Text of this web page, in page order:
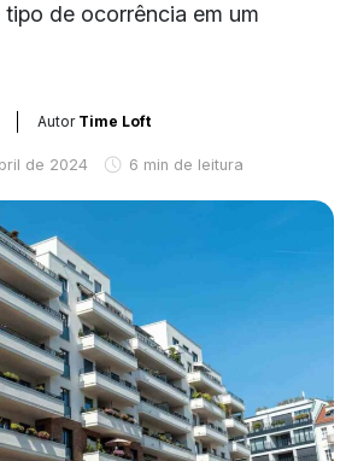
de ocorrência em um
Autor Time Loft
de 2024 6 min de leitura